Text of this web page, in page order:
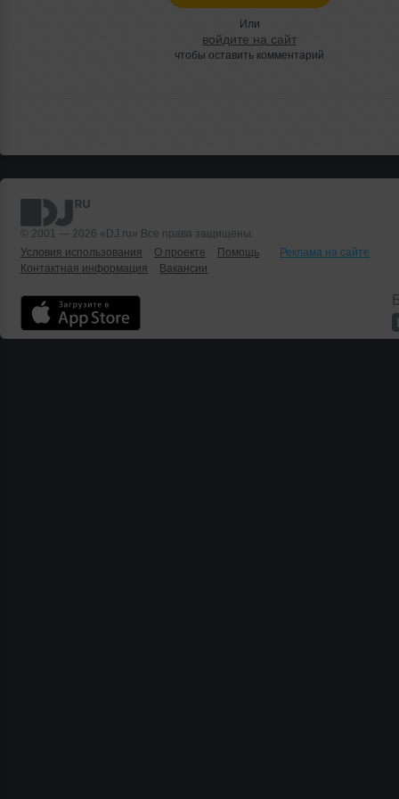
Или
войдите на сайт
чтобы оставить комментарий
© 2001 — 2026 «DJ.ru» Все права защищены.
Условия использования
О проекте Помощь
Реклама на сайте
Контактная информация
Вакансии